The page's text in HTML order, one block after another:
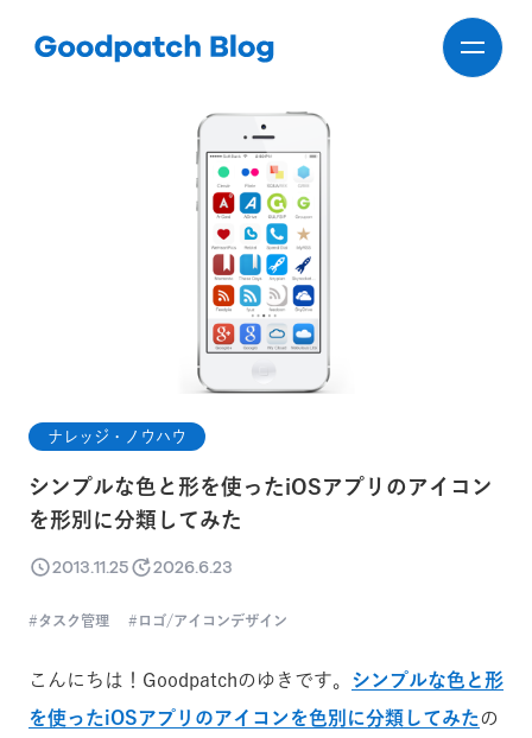
ナレッジ・ノウハウ
シンプルな色と形を使ったiOSアプリのアイコン
を形別に分類してみた
2013.11.25 2026.6.23
タスク管理 ロゴ/アイコンデザイン
こんにちは！Goodpatchのゆきです。 シンプルな色と形
を使ったiOSアプリのアイコンを色別に分類してみたの